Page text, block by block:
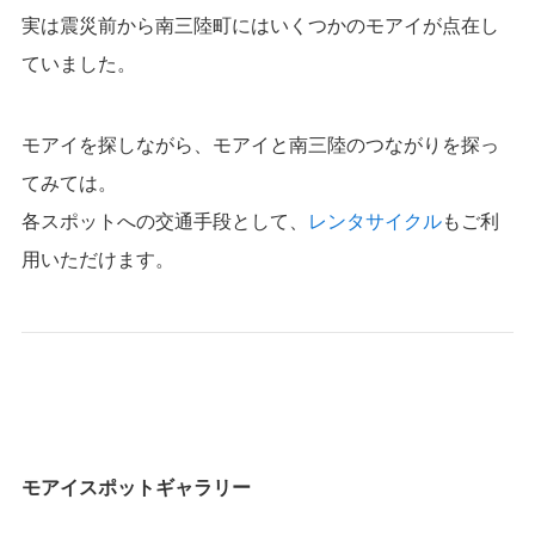
実は震災前から南三陸町にはいくつかのモアイが点在し
ていました。
モアイを探しながら、モアイと南三陸のつながりを探っ
てみては。
各スポットへの交通手段として、
レンタサイクルもご利
用いただけます。
モアイスポットギャラリー